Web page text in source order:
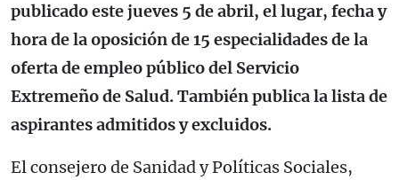
publicado este jueves 5 de abril, el lugar, fecha y
hora de la oposición de 15 especialidades de la
oferta de empleo público del Servicio
Extremeño de Salud. También publica la lista de
aspirantes admitidos y excluidos.
El consejero de Sanidad y Políticas Sociales,